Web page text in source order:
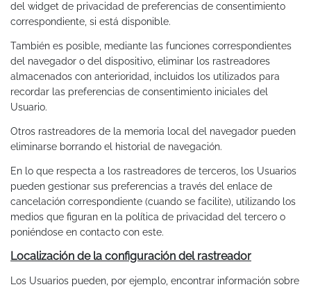
del widget de privacidad de preferencias de consentimiento
correspondiente, si está disponible.
También es posible, mediante las funciones correspondientes
del navegador o del dispositivo, eliminar los rastreadores
almacenados con anterioridad, incluidos los utilizados para
recordar las preferencias de consentimiento iniciales del
Usuario.
Otros rastreadores de la memoria local del navegador pueden
eliminarse borrando el historial de navegación.
En lo que respecta a los rastreadores de terceros, los Usuarios
pueden gestionar sus preferencias a través del enlace de
cancelación correspondiente (cuando se facilite), utilizando los
medios que figuran en la política de privacidad del tercero o
poniéndose en contacto con este.
Localización de la configuración del rastreador
Los Usuarios pueden, por ejemplo, encontrar información sobre